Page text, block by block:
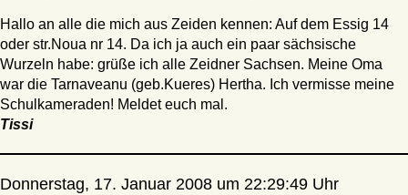
Hallo an alle die mich aus Zeiden kennen: Auf dem Essig 14
oder str.Noua nr 14. Da ich ja auch ein paar sächsische
Wurzeln habe: grüße ich alle Zeidner Sachsen. Meine Oma
war die Tarnaveanu (geb.Kueres) Hertha. Ich vermisse meine
Schulkameraden! Meldet euch mal.
Tissi
Donnerstag, 17. Januar 2008 um 22:29:49 Uhr